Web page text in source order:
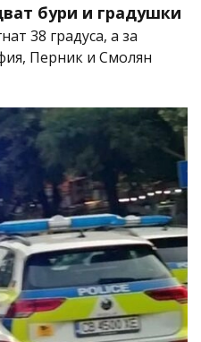
бури и градушки
38 градуса, а за
Перник и Смолян